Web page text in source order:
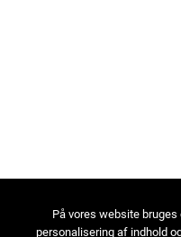
På vores website
personalisering af indhold